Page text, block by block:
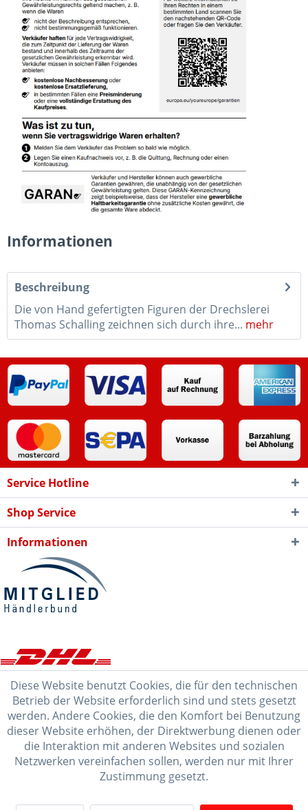
Informationen
Beschreibung
Die von Hand gefertigten Figuren der Drechslerei
Thomas Schalling zeichnen sich durch ihre... mehr
Service Hotline
Shop Service
Informationen
Diese Website benutzt Cookies, die für den technischen
Betrieb der Website erforderlich sind und stets gesetzt
werden. Andere Cookies, die den Komfort bei Benutzung
dieser Website erhöhen, der Direktwerbung dienen oder
die Interaktion mit anderen Websites und sozialen
Netzwerken vereinfachen sollen, werden nur mit Ihrer
Zustimmung gesetzt.